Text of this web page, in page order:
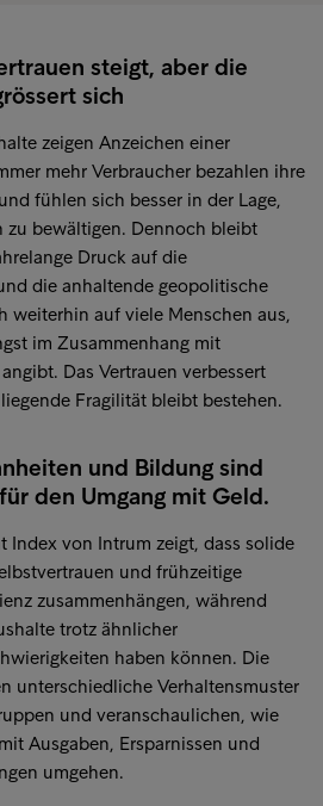
steigt, aber die
sich
zeigen Anzeichen einer
mehr Verbraucher bezahlen ihre
fühlen sich besser in der Lage,
zu bewältigen. Dennoch bleibt
Druck auf die
die anhaltende geopolitische
weiterhin auf viele Menschen aus,
im Zusammenhang mit
Das Vertrauen verbessert
Fragilität bleibt bestehen.
und Bildung sind
den Umgang mit Geld.
Index von Intrum zeigt, dass solide
und frühzeitige
zusammenhängen, während
trotz ähnlicher
haben können. Die
unterschiedliche Verhaltensmuster
und veranschaulichen, wie
Ausgaben, Ersparnissen und
umgehen.